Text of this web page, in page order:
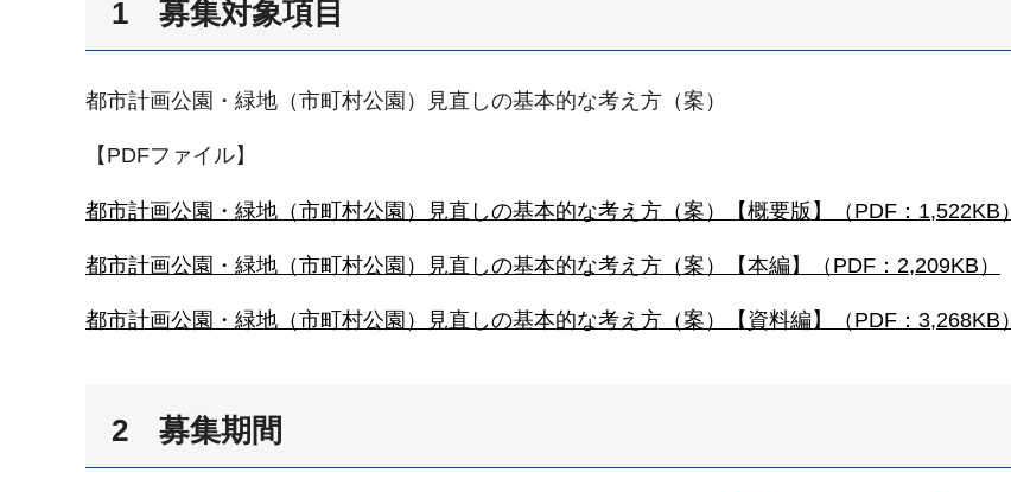
1 募集対象項目
都市計画公園・緑地（市町村公園）見直しの基本的な考え方（案）
【PDFファイル】
都市計画公園・緑地（市町村公園）見直しの基本的な考え方（案）【概要版】（PDF：1,522KB）
都市計画公園・緑地（市町村公園）見直しの基本的な考え方（案）【本編】（PDF：2,209KB）
都市計画公園・緑地（市町村公園）見直しの基本的な考え方（案）【資料編】（PDF：3,268KB）
2 募集期間